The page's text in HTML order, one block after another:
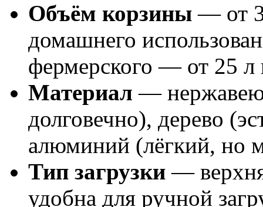
Объём корзины — от
домашнего
фермерского — от 25
Материал —
долговечно), дерево
алюминий (лёгкий, но
Тип загрузки —
удобна для ручной